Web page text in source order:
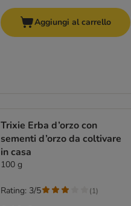
Aggiungi al carrello
Trixie Erba d’orzo con
sementi d’orzo da coltivare
in casa
100 g
Rating: 3/5 (1)